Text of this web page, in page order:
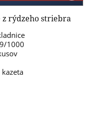
z rýdzeho striebra
1000